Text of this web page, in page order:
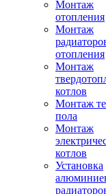
Монтаж
отопления
Монтаж
отопления
Монтаж
котлов
Монтаж
пола
Монтаж
котлов
Установка